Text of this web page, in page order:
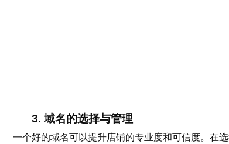
3. 域名的选择与管理
一个好的域名可以提升店铺的专业度和可信度。在